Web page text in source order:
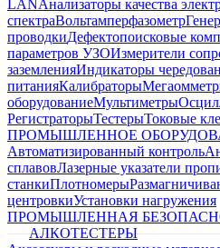
LANАнализаторы качества
спектраВольтамперфазометр
проводкиДефектопоисковые
параметров УЗОИзмерители
заземленияИндикаторы
питанияКалибраторы
оборудованиеМультиметры
РегистраторыТестерыТоковые
ПРОМЫШЛЕННОЕ
Автоматизированный контроль
сплавовЛазерные указатели
станкиПлотномеры
центровкиУстановки нагружения
ПРОМЫШЛЕННАЯ
АЛКОТЕСТЕРЫ